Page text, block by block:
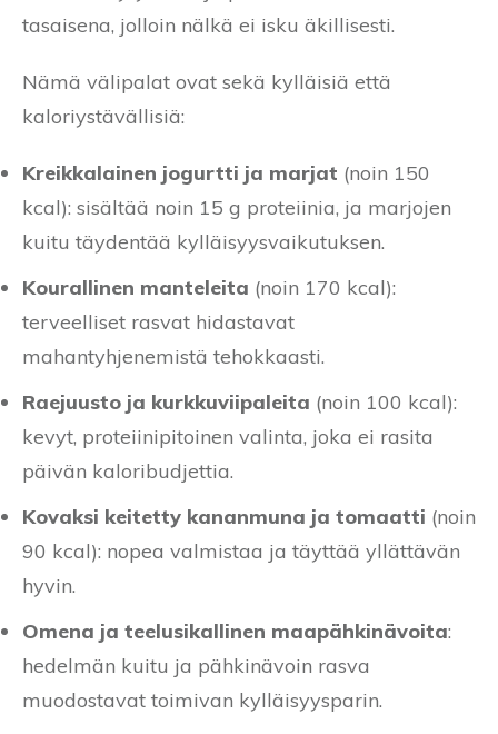
tasaisena, jolloin nälkä ei isku äkillisesti.
Nämä välipalat ovat sekä kylläisiä että
kaloriystävällisiä:
Kreikkalainen jogurtti ja marjat (noin 150
kcal): sisältää noin 15 g proteiinia, ja marjojen
kuitu täydentää kylläisyysvaikutuksen.
Kourallinen manteleita (noin 170 kcal):
terveelliset rasvat hidastavat
mahantyhjenemistä tehokkaasti.
Raejuusto ja kurkkuviipaleita (noin 100 kcal):
kevyt, proteiinipitoinen valinta, joka ei rasita
päivän kaloribudjettia.
Kovaksi keitetty kananmuna ja tomaatti (noin
90 kcal): nopea valmistaa ja täyttää yllättävän
hyvin.
Omena ja teelusikallinen maapähkinävoita:
hedelmän kuitu ja pähkinävoin rasva
muodostavat toimivan kylläisyysparin.